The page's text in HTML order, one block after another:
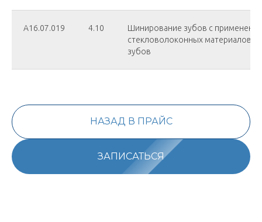
А16.07.019 4.10
Шинирование зубов с
стекловолоконных материалов в
зубов
НАЗАД В ПРАЙС
ЗАПИСАТЬСЯ